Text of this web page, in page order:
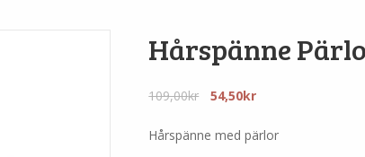
Hårspänne
109,00kr
Det
priset
54,50krDet
priset
Hårspänne med pärlor